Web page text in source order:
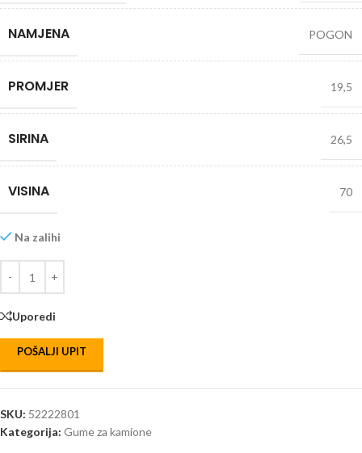
NAMJENA POGON
PROMJER 19,5
SIRINA 26,5
VISINA 70
Na zalihi
Uporedi
POŠALJI UPIT
SKU: 52222801
Kategorija: Gume za kamione